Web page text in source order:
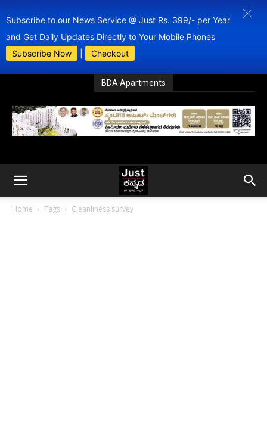
Subscribe to our News Service @ Just Rs. 399/- per Year
and Get Daily Updates Directly to Your Mobile Phones
Subscribe Now
Checkout
BDA Apartments
Home Tags Cleanliness survey